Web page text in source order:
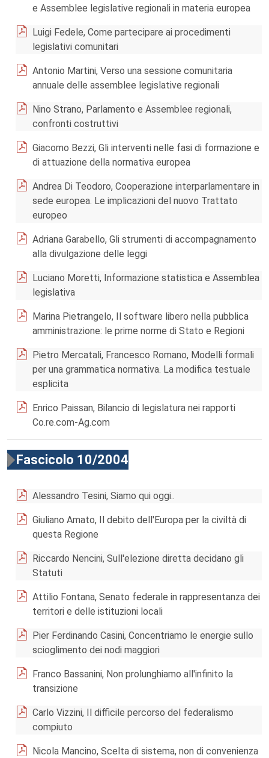
e Assemblee legislative regionali in materia europea
Luigi Fedele, Come partecipare ai procedimenti
legislativi comunitari
Antonio Martini, Verso una sessione comunitaria
annuale delle assemblee legislative regionali
Nino Strano, Parlamento e Assemblee regionali,
confronti costruttivi
Giacomo Bezzi, Gli interventi nelle fasi di formazione e
di attuazione della normativa europea
Andrea Di Teodoro, Cooperazione interparlamentare in
sede europea. Le implicazioni del nuovo Trattato
europeo
Adriana Garabello, Gli strumenti di accompagnamento
alla divulgazione delle leggi
Luciano Moretti, Informazione statistica e Assemblea
legislativa
Marina Pietrangelo, Il software libero nella pubblica
amministrazione: le prime norme di Stato e Regioni
Pietro Mercatali, Francesco Romano, Modelli formali
per una grammatica normativa. La modifica testuale
esplicita
Enrico Paissan, Bilancio di legislatura nei rapporti
Co.re.com-Ag.com
Fascicolo 10/2004
Alessandro Tesini, Siamo qui oggi..
Giuliano Amato, Il debito dell'Europa per la civiltà di
questa Regione
Riccardo Nencini, Sull'elezione diretta decidano gli
Statuti
Attilio Fontana, Senato federale in rappresentanza dei
territori e delle istituzioni locali
Pier Ferdinando Casini, Concentriamo le energie sullo
scioglimento dei nodi maggiori
Franco Bassanini, Non prolunghiamo all'infinito la
transizione
Carlo Vizzini, Il difficile percorso del federalismo
compiuto
Nicola Mancino, Scelta di sistema, non di convenienza